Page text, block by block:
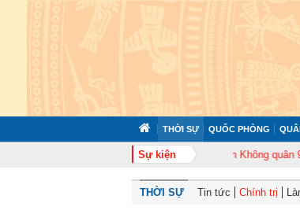
THỜI SỰ QUỐC PHÒNG
Sự kiện
Trung đoàn Không quân 920 tổ
THỜI SỰ Tin tức Chính trị